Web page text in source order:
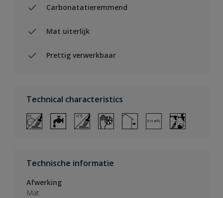
Carbonatatieremmend
Mat uiterlijk
Prettig verwerkbaar
Technical characteristics
Technische informatie
Afwerking
Mat